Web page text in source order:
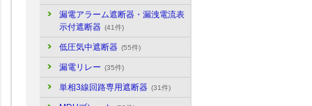
漏電アラーム遮断器・漏洩電流表
示付遮断器 (41件)
低圧気中遮断器 (55件)
漏電リレー (35件)
単相3線回路専用遮断器 (31件)